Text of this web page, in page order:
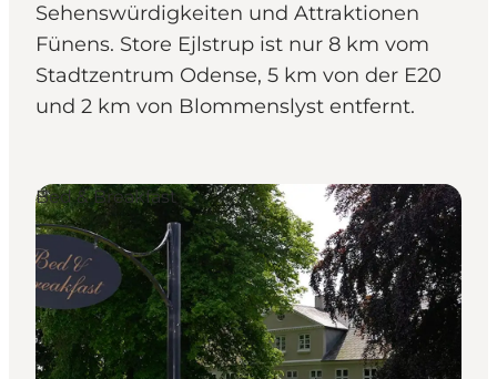
Sehenswürdigkeiten und Attraktionen
Fünens. Store Ejlstrup ist nur 8 km vom
Stadtzentrum Odense, 5 km von der E20
und 2 km von Blommenslyst entfernt.
Bed & Breakfast